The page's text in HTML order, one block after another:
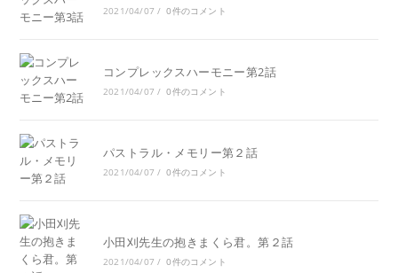
2021/04/07 / 0件のコメント
コンプレックスハーモニー第2話
2021/04/07 / 0件のコメント
パストラル・メモリー第２話
2021/04/07 / 0件のコメント
小田刈先生の抱きまくら君。第２話
2021/04/07 / 0件のコメント